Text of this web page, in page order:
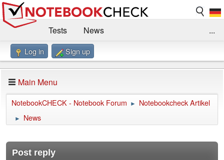
Tests
News
Benchmarks / Technik
Forum
Impressum
...
Log in Sign up
Main Menu
NotebookCHECK - Notebook Forum ► Notebookcheck Artikel
► News
Post reply